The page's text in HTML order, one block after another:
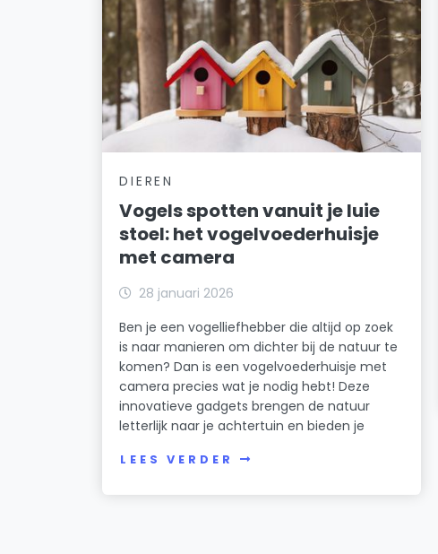
DIEREN
Vogels spotten vanuit je luie
stoel: het vogelvoederhuisje
met camera
28 januari 2026
Ben je een vogelliefhebber die altijd op zoek
is naar manieren om dichter bij de natuur te
komen? Dan is een vogelvoederhuisje met
camera precies wat je nodig hebt! Deze
innovatieve gadgets brengen de natuur
letterlijk naar je achtertuin en bieden je
LEES VERDER